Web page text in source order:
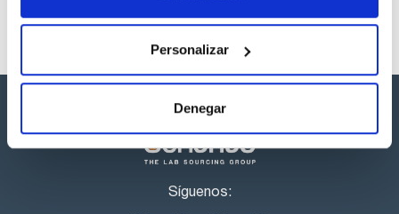
Personalizar
Denegar
Síguenos: